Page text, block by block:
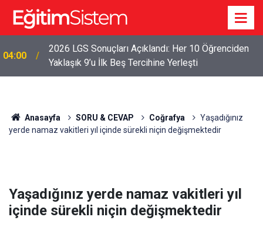
04:00
2026 LGS Sonuçları Açıklandı: Her 10 Öğrenciden
Yaklaşık 9’u İlk Beş Tercihine Yerleşti
Anasayfa SORU & CEVAP Coğrafya
Yaşadığınız
yerde namaz vakitleri yıl içinde sürekli niçin değişmektedir
Yaşadığınız yerde namaz vakitleri yıl
içinde sürekli niçin değişmektedir